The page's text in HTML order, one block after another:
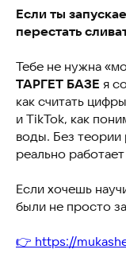
Если ты
перестать
Тебе не нужна
ТАРГЕТ БАЗЕ я
как считать
и TikTok, как
воды. Без теории
реально
Если хочешь
были не просто
👉 https://